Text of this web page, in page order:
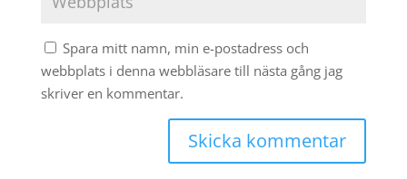
Spara mitt namn, min e-postadress och
webbplats i denna webbläsare till nästa gång jag
skriver en kommentar.